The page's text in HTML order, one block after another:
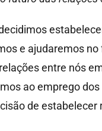
e ajudaremos
entre nós
ao emprego
de